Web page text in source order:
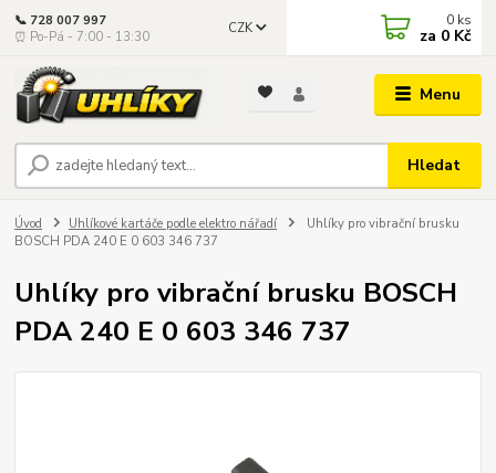
Menu
CZK
Hledat
📞 728 007 997
⏰ Po-Pá - 7:00 - 13:30
0 ks
za 0 Kč
Úvod Uhlíkové kartáče podle elektro nářadí
Uhlíky pro vibrační brusku
BOSCH PDA 240 E 0 603 346 737
Uhlíky pro vibrační brusku BOSCH
PDA 240 E 0 603 346 737